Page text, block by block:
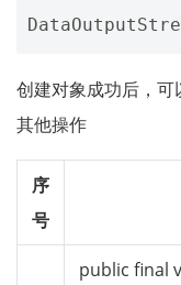
创建对象成功后，
其他操作
序
号
public final